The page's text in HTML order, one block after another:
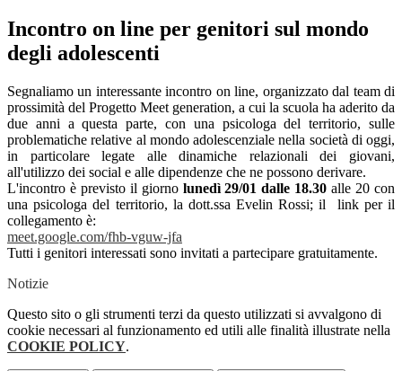
Incontro on line per genitori sul mondo
degli adolescenti
Segnaliamo un interessante incontro on line, organizzato dal team di
prossimità del Progetto Meet generation, a cui la scuola ha aderito da
due anni a questa parte, con una psicologa del territorio, sulle
problematiche relative al mondo adolescenziale nella società di oggi,
in particolare legate alle dinamiche relazionali dei giovani,
all'utilizzo dei social e alle dipendenze che ne possono derivare.
L'incontro è previsto il giornolunedì 29/01 dalle 18.30alle 20 con
una psicologa del territorio, la dott.ssa Evelin Rossi; il link per il
collegamento è:
meet.google.com/fhb-vguw-jfa
Tutti i genitori interessati sono invitati a partecipare gratuitamente.
Notizie
Questo sito o gli strumenti terzi da questo utilizzati si avvalgono di
cookie necessari al funzionamento ed utili alle finalità illustrate nella
COOKIE POLICY.